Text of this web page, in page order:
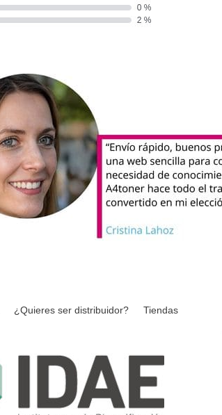
¿Quieres ser distribuidor? Tiendas